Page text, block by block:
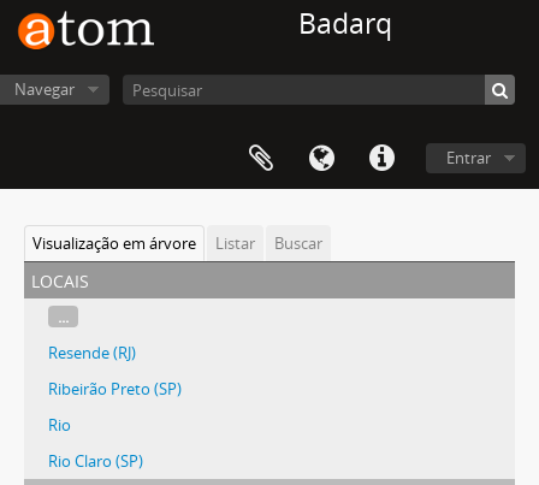
Badarq
Navegar
Entrar
Visualização em árvore Listar Buscar
locais
...
Resende (RJ)
Ribeirão Preto (SP)
Rio
Rio Claro (SP)